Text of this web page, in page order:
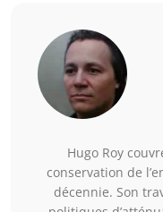
Hugo Roy
conservation de
décennie. Son